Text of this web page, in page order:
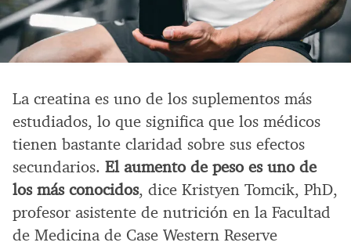
La creatina es uno de los suplementos más
estudiados, lo que significa que los médicos
tienen bastante claridad sobre sus efectos
secundarios. El aumento de peso es uno de
los más conocidos, dice Kristyen Tomcik, PhD,
profesor asistente de nutrición en la Facultad
de Medicina de Case Western Reserve